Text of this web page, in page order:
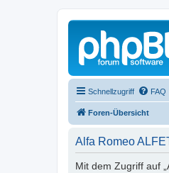
Schnellzugriff FAQ
Foren-Übersicht
Alfa Romeo
Mit dem Zugriff auf